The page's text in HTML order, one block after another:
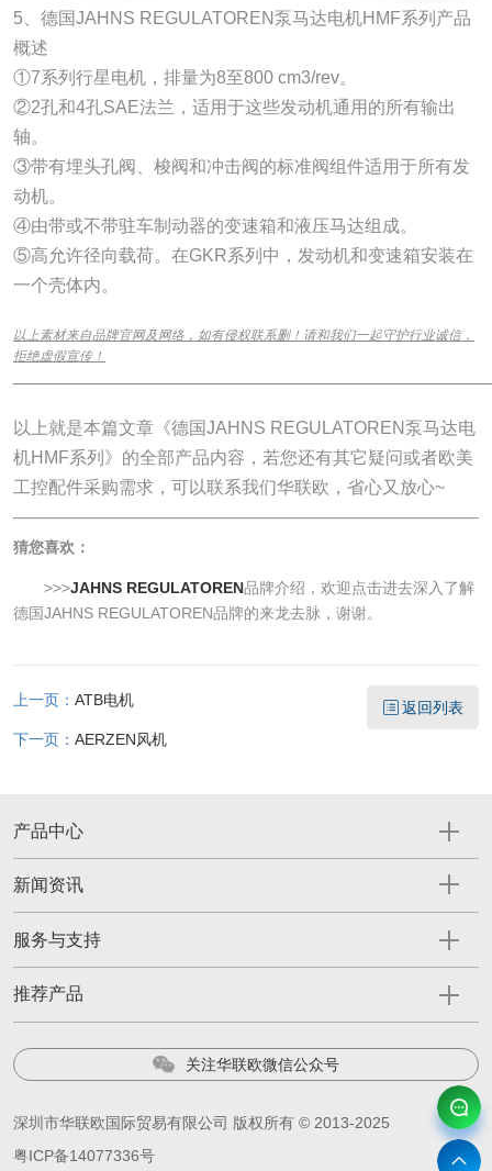
5、德国JAHNS REGULATOREN泵马达电机HMF系列产品
概述
①7系列行星电机，排量为8至800 cm3/rev。
②2孔和4孔SAE法兰，适用于这些发动机通用的所有输出
轴。
③带有埋头孔阀、梭阀和冲击阀的标准阀组件适用于所有发
动机。
④由带或不带驻车制动器的变速箱和液压马达组成。
⑤高允许径向载荷。在GKR系列中，发动机和变速箱安装在
一个壳体内。
以上素材来自品牌官网及网络，如有侵权联系删！请和我们一起守护行业诚信，
拒绝虚假宣传！
以上就是本篇文章《德国JAHNS REGULATOREN泵马达电
机HMF系列》的全部产品内容，若您还有其它疑问或者欧美
工控配件采购需求，可以联系我们华联欧，省心又放心~
猜您喜欢：
>>>JAHNS REGULATOREN品牌介绍，欢迎点击进去深入了解
德国JAHNS REGULATOREN品牌的来龙去脉，谢谢。
上一页： ATB电机
下一页： AERZEN风机
返回列表
产品中心
新闻资讯
服务与支持
推荐产品
关注华联欧微信公众号
深圳市华联欧国际贸易有限公司 版权所有 © 2013-2025
粤ICP备14077336号